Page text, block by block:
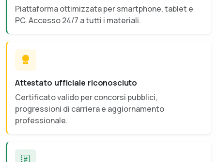
Piattaforma ottimizzata per smartphone, tablet e
PC. Accesso 24/7 a tutti i materiali.
Attestato ufficiale riconosciuto
Certificato valido per concorsi pubblici,
progressioni di carriera e aggiornamento
professionale.